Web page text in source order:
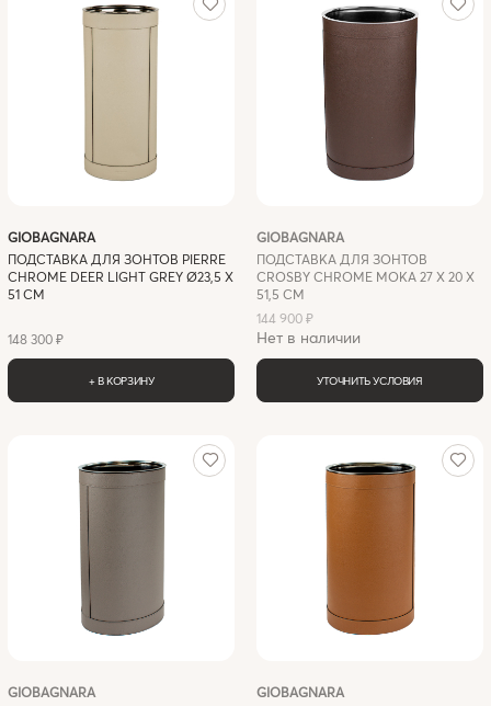
GIOBAGNARA
ПОДСТАВКА ДЛЯ ЗОНТОВ PIERRE
CHROME DEER LIGHT GREY Ø23,5 X
51 СМ
148 300 ₽
+ В КОРЗИНУ
GIOBAGNARA
ПОДСТАВКА ДЛЯ ЗОНТОВ
CROSBY CHROME MOKA 27 X 20 X
51,5 СМ
144 900 ₽
Нет в наличии
УТОЧНИТЬ УСЛОВИЯ
GIOBAGNARA
GIOBAGNARA